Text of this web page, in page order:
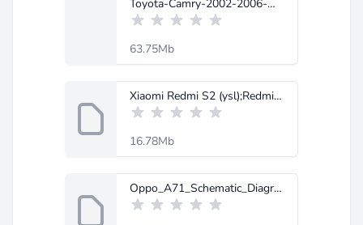
Toyota-Camry-2002-2006-workshop-manual.pdf
63.75Mb
Xiaomi Redmi S2 (ysl);Redmi y2 (1).rar
16.78Mb
Oppo_A71_Schematic_Diagram-MobileRdx.com.zip